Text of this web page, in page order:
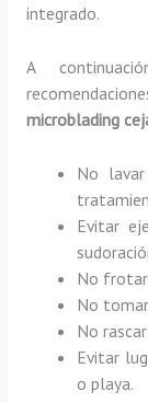
integrado.
A
microblading
No
Evitar
No
No
No
Evitar
o playa.